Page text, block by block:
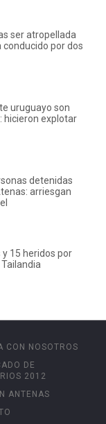
ser atropellada
conducido por dos
uruguayo son
hicieron explotar
detenidas
arriesgan
15 heridos por
CON NOSOTROS
DE
2012
ANTENAS